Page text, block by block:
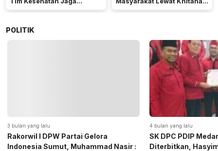
Kondisi Petugas
Massal di Kotabunan
POLITIK
4 bulan yang lalu
SK DPC PDIP Medan Resmi
Diterbitkan, Hasyim SE: Solid dan
5 bulan yang lalu
Momen Haru
Gerindra Sumut